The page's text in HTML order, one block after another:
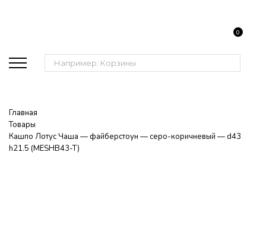
Поиск:
0
Главная
Товары
Кашпо Лотус Чаша — файберстоун — серо-коричневый — d43
h21.5 (MESHB43-T)